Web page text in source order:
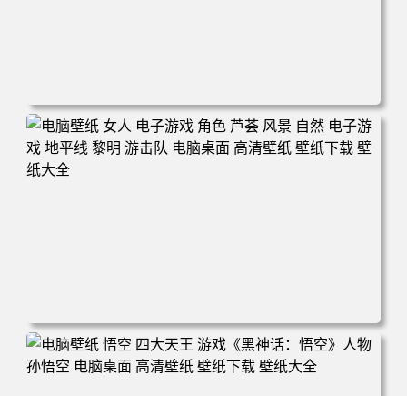
电脑壁纸 科幻 小说 奇幻 太空 星星 行星 破碎 电脑桌面 高
清壁纸 壁纸下载 壁纸大全
电脑壁纸 女人 电子游戏 角色 芦荟 风景 自然 电子游戏 地平
线 黎明 游击队 电脑桌面 高清壁纸 壁纸下载 壁纸大全